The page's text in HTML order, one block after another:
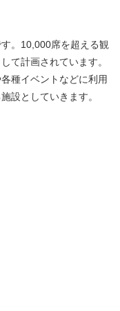
。10,000席を超える観
て計画されています。
種イベントなどに利用
設としていきます。